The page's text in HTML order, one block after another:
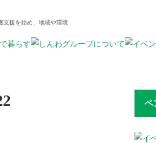
支援を始め、地域や環境
ペ